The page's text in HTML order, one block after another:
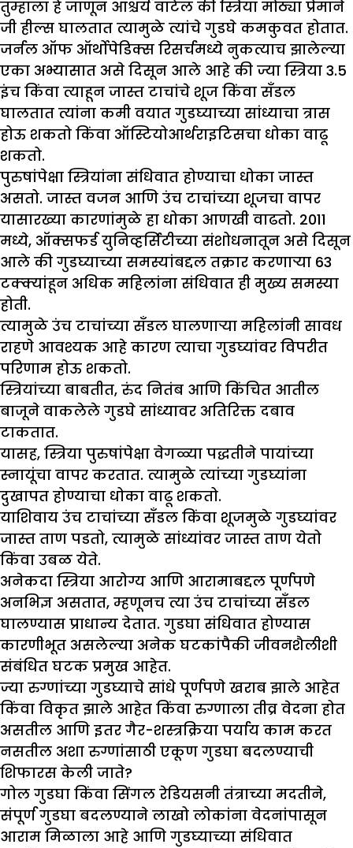
तुम्हाला हे जाणून आश्चर्य वाटेल की स्त्रिया मोठ्या प्रेमाने
जी हील्स घालतात त्यामुळे त्यांचे गुडघे कमकुवत होतात.
जर्नल ऑफ ऑर्थोपेडिक्स रिसर्चमध्ये नुकत्याच झालेल्या
एका अभ्यासात असे दिसून आले आहे की ज्या स्त्रिया 3.5
इंच किंवा त्याहून जास्त टाचांचे शूज किंवा सँडल
घालतात त्यांना कमी वयात गुडघ्याच्या सांध्याचा त्रास
होऊ शकतो किंवा ऑस्टियोआर्थराइटिसचा धोका वाढू
शकतो.
पुरुषांपेक्षा स्त्रियांना संधिवात होण्याचा धोका जास्त
असतो. जास्त वजन आणि उंच टाचांच्या शूजचा वापर
यासारख्या कारणांमुळे हा धोका आणखी वाढतो. 2011
मध्ये, ऑक्सफर्ड युनिव्हर्सिटीच्या संशोधनातून असे दिसून
आले की गुडघ्याच्या समस्यांबद्दल तक्रार करणाऱ्या 63
टक्क्यांहून अधिक महिलांना संधिवात ही मुख्य समस्या
होती.
त्यामुळे उंच टाचांच्या सँडल घालणाऱ्या महिलांनी सावध
राहणे आवश्यक आहे कारण त्याचा गुडघ्यांवर विपरीत
परिणाम होऊ शकतो.
स्त्रियांच्या बाबतीत, रुंद नितंब आणि किंचित आतील
बाजूने वाकलेले गुडघे सांध्यावर अतिरिक्त दबाव
टाकतात.
यासह, स्त्रिया पुरुषांपेक्षा वेगळ्या पद्धतीने पायांच्या
स्नायूंचा वापर करतात. त्यामुळे त्यांच्या गुडघ्यांना
दुखापत होण्याचा धोका वाढू शकतो.
याशिवाय उंच टाचांच्या सँडल किंवा शूजमुळे गुडघ्यांवर
जास्त ताण पडतो, त्यामुळे सांध्यांवर जास्त ताण येतो
किंवा उबळ येते.
अनेकदा स्त्रिया आरोग्य आणि आरामाबद्दल पूर्णपणे
अनभिज्ञ असतात, म्हणूनच त्या उंच टाचांच्या सँडल
घालण्यास प्राधान्य देतात. गुडघा संधिवात होण्यास
कारणीभूत असलेल्या अनेक घटकांपैकी जीवनशैलीशी
संबंधित घटक प्रमुख आहेत.
ज्या रुग्णांच्या गुडघ्याचे सांधे पूर्णपणे खराब झाले आहेत
किंवा विकृत झाले आहेत किंवा रुग्णाला तीव्र वेदना होत
असतील आणि इतर गैर-शस्त्रक्रिया पर्याय काम करत
नसतील अशा रुग्णांसाठी एकूण गुडघा बदलण्याची
शिफारस केली जाते?
गोल गुडघा किंवा सिंगल रेडियसनी तंत्राच्या मदतीने,
संपूर्ण गुडघा बदलण्याने लाखो लोकांना वेदनांपासून
आराम मिळाला आहे आणि गुडघ्याच्या संधिवात